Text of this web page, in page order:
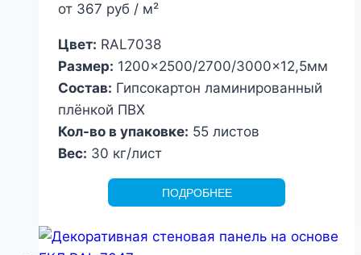
от 367 руб / м²
Цвет: RAL7038
Размер: 1200×2500/2700/3000×12,5мм
Состав: Гипсокартон ламинированный
плёнкой ПВХ
Кол-во в упаковке: 55 листов
Вес: 30 кг/лист
ПОДРОБНЕЕ